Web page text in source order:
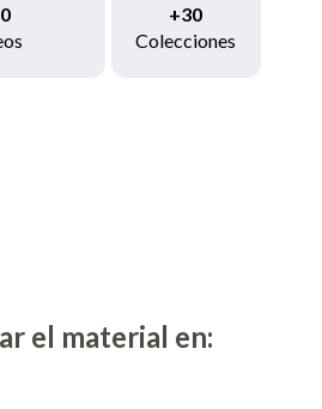
+30
Colecciones
el material en: